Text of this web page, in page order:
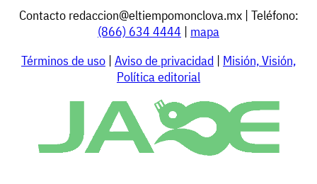
Contacto redaccion@eltiempomonclova.mx| Teléfono:
(866) 634 4444 | mapa
Términos de uso | Aviso de privacidad | Misión, Visión,
Política editorial